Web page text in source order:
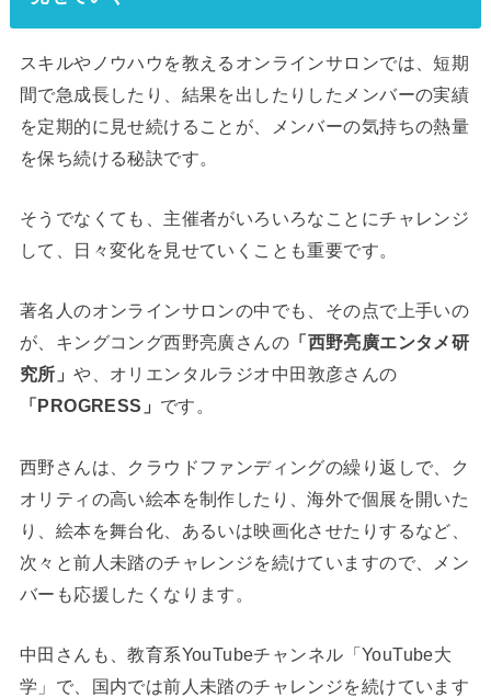
スキルやノウハウを教えるオンラインサロンでは、短期
間で急成長したり、結果を出したりしたメンバーの実績
を定期的に見せ続けることが、メンバーの気持ちの熱量
を保ち続ける秘訣です。
そうでなくても、主催者がいろいろなことにチャレンジ
して、日々変化を見せていくことも重要です。
著名人のオンラインサロンの中でも、その点で上手いの
が、キングコング西野亮廣さんの 「西野亮廣エンタメ研
究所」や、オリエンタルラジオ中田敦彦さんの
「PROGRESS」 です。
西野さんは、クラウドファンディングの繰り返しで、ク
オリティの高い絵本を制作したり、海外で個展を開いた
り、絵本を舞台化、あるいは映画化させたりするなど、
次々と前人未踏のチャレンジを続けていますので、メン
バーも応援したくなります。
中田さんも、教育系YouTubeチャンネル「YouTube大
学」で、国内では前人未踏のチャレンジを続けています